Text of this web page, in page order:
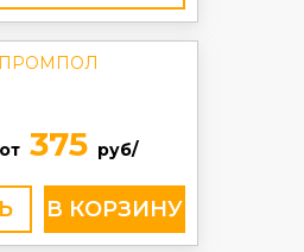
от 375 руб/